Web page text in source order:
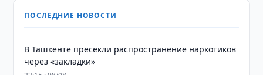
ПОСЛЕДНИЕ НОВОСТИ
В Ташкенте пресекли распространение наркотиков
через «закладки»